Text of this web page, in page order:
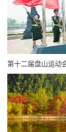
第十二届盘山运动